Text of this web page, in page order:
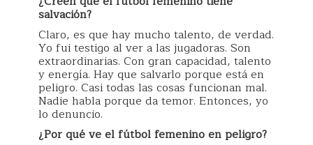
salvación?
Claro, es que hay mucho talento, de verdad.
Yo fui testigo al ver a las jugadoras. Son
extraordinarias. Con gran capacidad, talento
y energía. Hay que salvarlo porque está en
peligro. Casi todas las cosas funcionan mal.
Nadie habla porque da temor. Entonces, yo
lo denuncio.
¿Por qué ve el fútbol femenino en peligro?